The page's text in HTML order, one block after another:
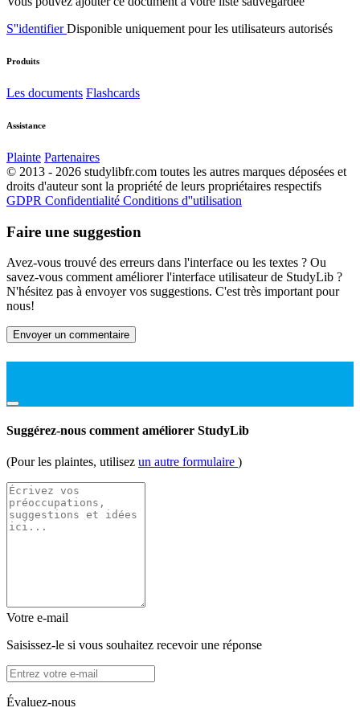
S''identifierDisponible uniquement pour les utilisateurs autorisés
Produits
Les documents Flashcards
Assistance
Plainte Partenaires
© 2013 - 2026 studylibfr.com toutes les autres marques déposées et
droits d'auteur sont la propriété de leurs propriétaires respectifs
GDPR Confidentialité Conditions d''utilisation
Faire une suggestion
Avez-vous trouvé des erreurs dans l'interface ou les textes ? Ou
savez-vous comment améliorer l'interface utilisateur de StudyLib ?
N'hésitez pas à envoyer vos suggestions. C'est très important pour
nous!
Envoyer un commentaire
Suggérez-nous comment améliorer StudyLib
(Pour les plaintes, utilisez un autre formulaire )
Votre e-mail
Saisissez-le si vous souhaitez recevoir une réponse
Évaluez-nous